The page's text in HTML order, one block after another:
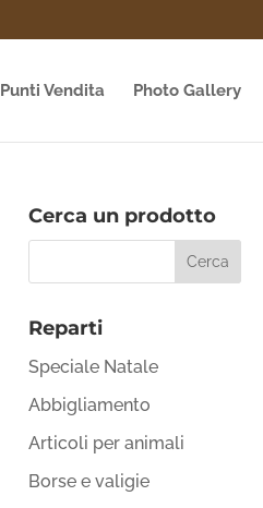
Punti Vendita Photo Gallery
Cerca un prodotto
Reparti
Speciale Natale
Abbigliamento
Articoli per animali
Borse e valigie